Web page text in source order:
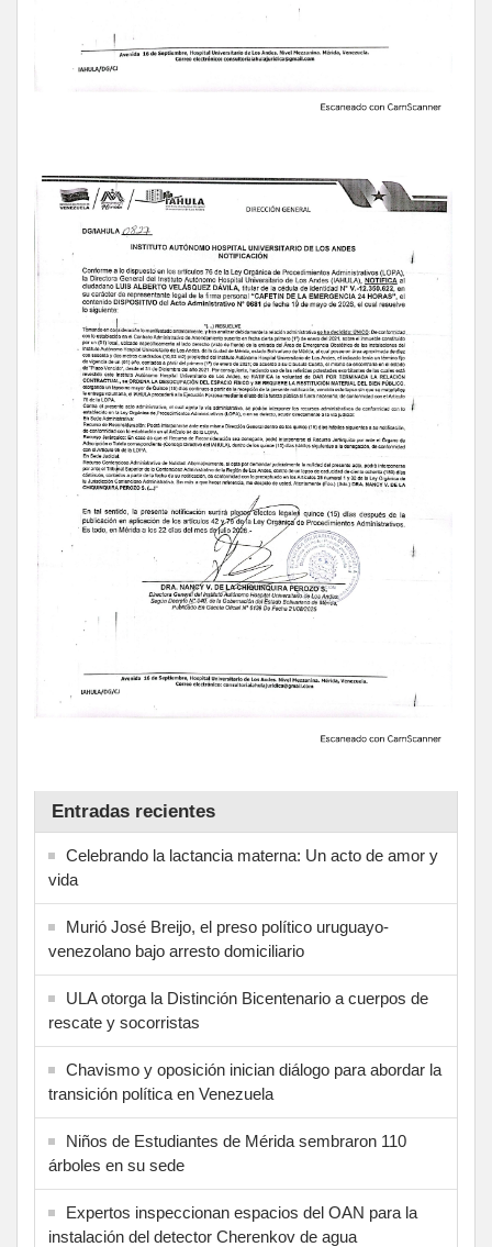
Entradas recientes
Celebrando la lactancia materna: Un acto de amor y
vida
Murió José Breijo, el preso político uruguayo-
venezolano bajo arresto domiciliario
ULA otorga la Distinción Bicentenario a cuerpos de
rescate y socorristas
Chavismo y oposición inician diálogo para abordar la
transición política en Venezuela
Niños de Estudiantes de Mérida sembraron 110
árboles en su sede
Expertos inspeccionan espacios del OAN para la
instalación del detector Cherenkov de agua